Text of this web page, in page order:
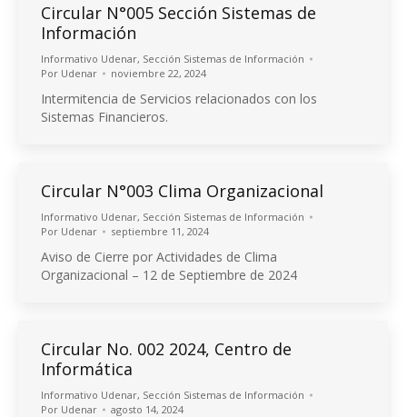
Circular N°005 Sección Sistemas de
Información
Informativo Udenar, Sección Sistemas de Información
Por Udenar noviembre 22, 2024
Intermitencia de Servicios relacionados con los
Sistemas Financieros.
Circular N°003 Clima Organizacional
Informativo Udenar, Sección Sistemas de Información
Por Udenar septiembre 11, 2024
Aviso de Cierre por Actividades de Clima
Organizacional – 12 de Septiembre de 2024
Circular No. 002 2024, Centro de
Informática
Informativo Udenar, Sección Sistemas de Información
Por Udenar agosto 14, 2024